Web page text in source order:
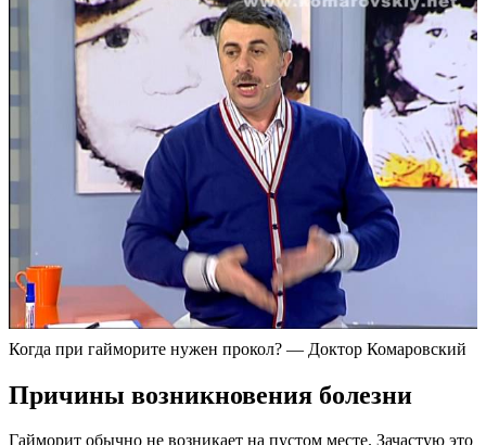
Когда при гайморите нужен прокол? — Доктор Комаровский
Причины возникновения болезни
Гайморит обычно не возникает на пустом месте. Зачастую это